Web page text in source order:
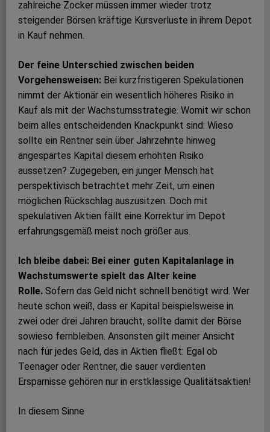
zahlreiche Zocker müssen immer wieder trotz
steigender Börsen kräftige Kursverluste in ihrem Depot
in Kauf nehmen.
Der feine Unterschied zwischen beiden
Vorgehensweisen: Bei kurzfristigeren Spekulationen
nimmt der Aktionär ein wesentlich höheres Risiko in
Kauf als mit der Wachstumsstrategie. Womit wir schon
beim alles entscheidenden Knackpunkt sind: Wieso
sollte ein Rentner sein über Jahrzehnte hinweg
angespartes Kapital diesem erhöhten Risiko
aussetzen? Zugegeben, ein junger Mensch hat
perspektivisch betrachtet mehr Zeit, um einen
möglichen Rückschlag auszusitzen. Doch mit
spekulativen Aktien fällt eine Korrektur im Depot
erfahrungsgemäß meist noch größer aus.
Ich bleibe dabei: Bei einer guten Kapitalanlage in
Wachstumswerte spielt das Alter keine
Rolle. Sofern das Geld nicht schnell benötigt wird. Wer
heute schon weiß, dass er Kapital beispielsweise in
zwei oder drei Jahren braucht, sollte damit der Börse
sowieso fernbleiben. Ansonsten gilt meiner Ansicht
nach für jedes Geld, das in Aktien ﬂießt: Egal ob
Teenager oder Rentner, die sauer verdienten
Ersparnisse gehören nur in erstklassige Qualitätsaktien!
In diesem Sinne